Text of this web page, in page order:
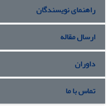
راهنمای نویسندگان
ارسال مقاله
داوران
تماس با ما